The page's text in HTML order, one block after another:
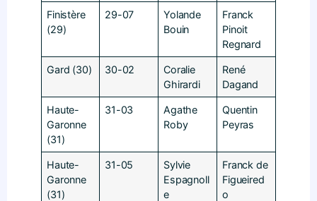
Finistère
(29)
29-07
Yolande
Bouin
Franck
Pinoit
Regnard
Gard (30) 30-02
Coralie
Ghirardi
René
Dagand
Haute-
Garonne
(31)
31-03
Agathe
Roby
Quentin
Peyras
Haute-
Garonne
(31)
31-05
Sylvie
Espagnoll
e
Franck de
Figueired
o